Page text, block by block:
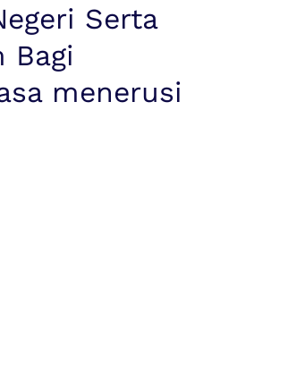
Serta
Bagi
menerusi